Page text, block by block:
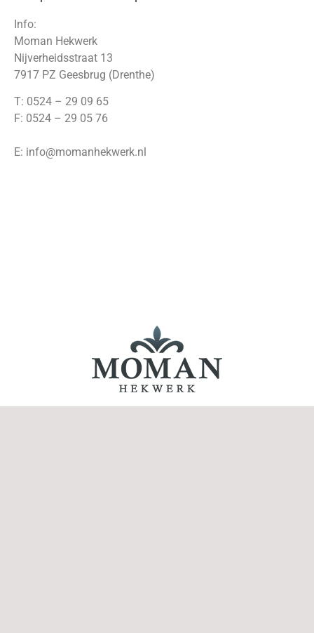
Info:
Moman Hekwerk
Nijverheidsstraat 13
7917 PZ Geesbrug (Drenthe)
T: 0524 – 29 09 65
F: 0524 – 29 05 76
E: info@momanhekwerk.nl